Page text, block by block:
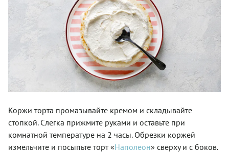
Коржи торта промазывайте кремом и складывайте
стопкой. Слегка прижмите руками и оставьте при
комнатной температуре на 2 часы. Обрезки коржей
измельчите и посыпьте торт «Наполеон» сверху и с боков.